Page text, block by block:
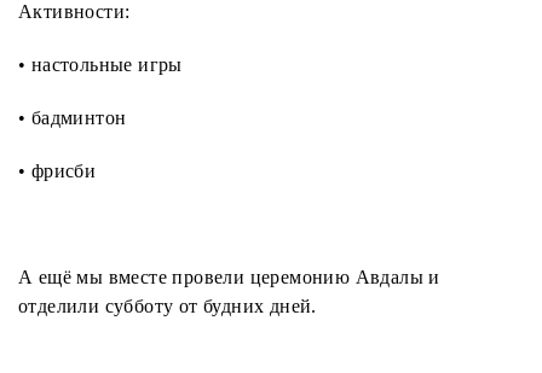
Активности:
• настольные игры
• бадминтон
• фрисби
А ещё мы вместе провели церемонию Авдалы и
отделили субботу от будних дней.